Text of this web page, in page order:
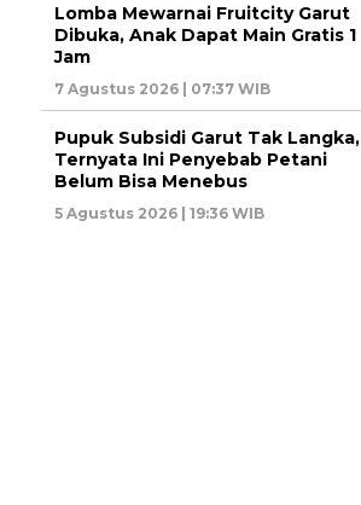
Lomba Mewarnai Fruitcity Garut
Dibuka, Anak Dapat Main Gratis 1
Jam
7 Agustus 2026 | 07:37 WIB
Pupuk Subsidi Garut Tak Langka,
Ternyata Ini Penyebab Petani
Belum Bisa Menebus
5 Agustus 2026 | 19:36 WIB